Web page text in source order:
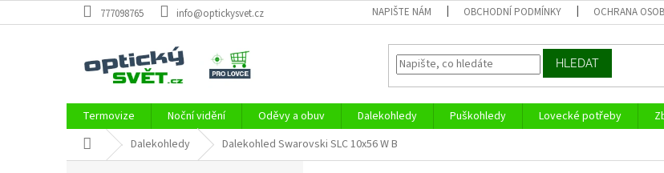
na
777098765 info@optickysvet.cz NAPIŠTE NÁM OBCHODNÍ PODMÍNKY OCHRANA
HLEDAT
Termovize Noční vidění Oděvy a obuv Dalekohledy Puškohledy Lovecké potřeby
Domů Dalekohledy Dalekohled Swarovski SLC 10x56 W B